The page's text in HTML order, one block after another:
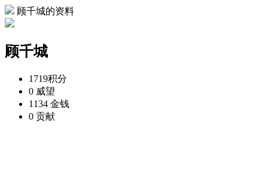
顾千城的资料
顾千城
1719积分
0 威望
1134 金钱
0 贡献